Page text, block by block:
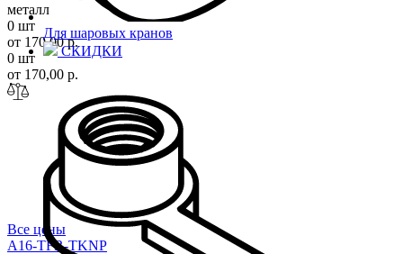
Для шаровых кранов
СКИДКИ
металл
0 шт
от 170,00 р.
0 шт
от 170,00 р.
Все цены
A16-TFR-TKNP